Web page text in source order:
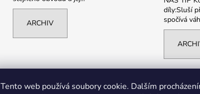
Tento web používá soubory cookie. Dalším
ARCHIV
díly:Sluší
spočívá